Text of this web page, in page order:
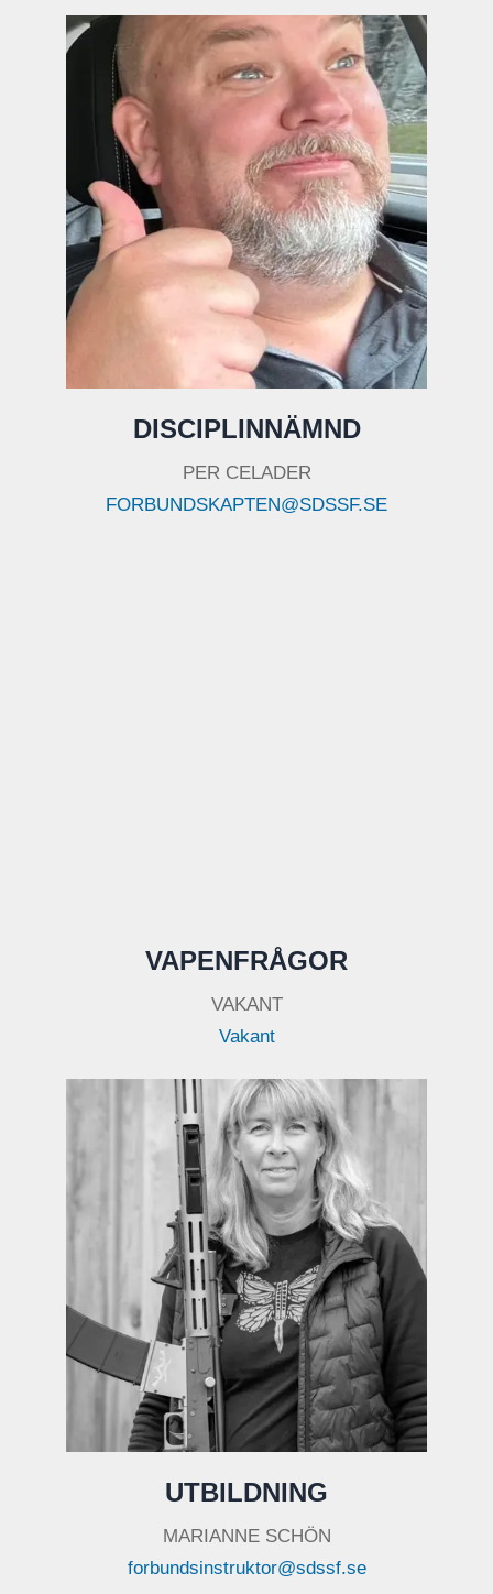
DISCIPLINNÄMND
PER CELADER
FORBUNDSKAPTEN@SDSSF.SE
VAPENFRÅGOR
VAKANT
Vakant
UTBILDNING
MARIANNE SCHÖN
forbundsinstruktor@sdssf.se